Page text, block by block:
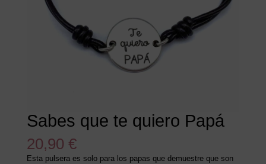
Sabes que te quiero Papá
20,90 €
Esta pulsera es solo para los papas que demuestre que son